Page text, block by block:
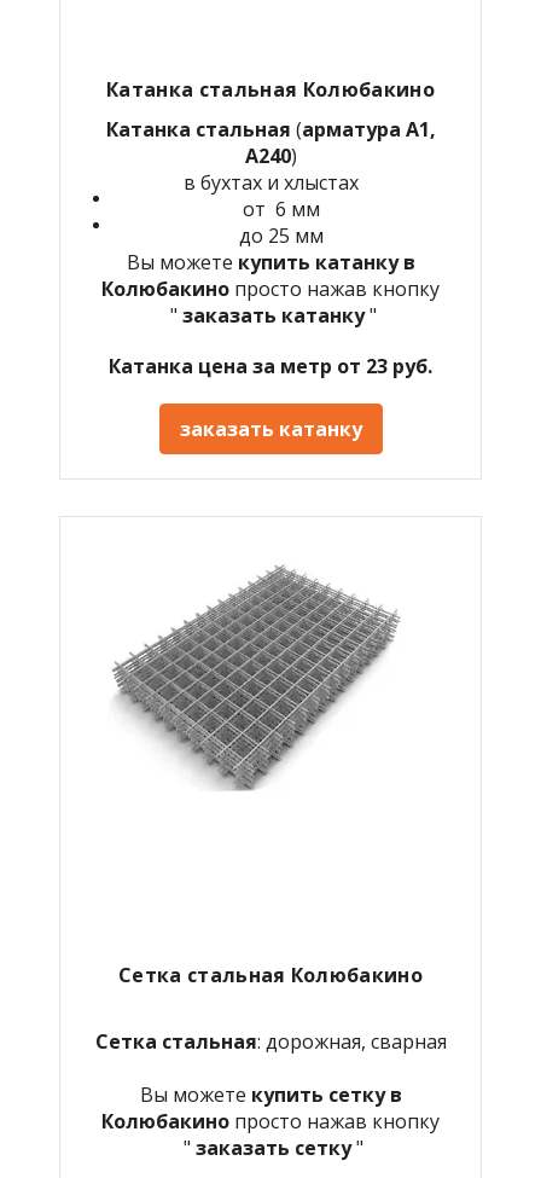
Катанка стальная Колюбакино
Катанка стальная (арматура А1,
А240)
в бухтах и хлыстах
от 6 мм
до 25 мм
Вы можете купить катанку в
Колюбакино просто нажав кнопку
" заказать катанку"
Катанка цена за метр от 23 руб.
заказать катанку
Сетка стальная Колюбакино
Сетка стальная: дорожная, сварная
Вы можете купить сетку в
Колюбакино просто нажав кнопку
" заказать сетку"